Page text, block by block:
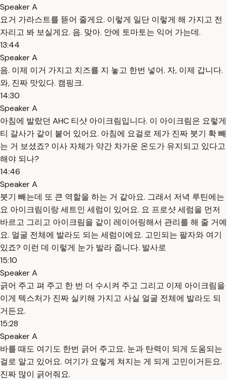
Speaker A
요거 가라스트를 뜯어 줄게요. 이렇게 일단 이렇게 해 가지고 전
자리고 봐 보실게요. 음. 맞아. 안에 토마토는 익어 가는데.
13:44
Speaker A
음. 이제 이거 가지고 치즈를 지 놓고 한번 넣어. 자, 이제 갑니다.
와, 진짜 맛있다. 캠핑크.
14:30
Speaker A
아침에 발랐던 AHC 티샷 아이크림입니다. 이 아이크림은 요렇게
티 갈사가 같이 붙어 있어요. 아침에 요걸로 제가 진짜 붓기 확 빼
는 거 보셨죠? 이사 자체가 약간 차가운 온도가 유지되고 있다고
해야 되나?
14:46
Speaker A
붓기 빼는데 또 큰 역할을 하는 거 같아요. 그래서 저녁 루틴에는
요 아이크림이랑 세트인 세럼이 있어요. 요 프로샷 세럼을 먼저
바르고 그리고 아이크림을 같이 레이어링해서 관리를 해 줄 거예
요. 얼굴 전체에 발라도 되는 세럼이에요. 고민되는 팔자와 여기
있죠? 이런 데 이렇게 눈가 발라 줍니다. 발사로
15:10
Speaker A
긁어 주고 펴 주고 한 번 더 수시켜 주고 그리고 이제 아이크림을
이게 텍스처가 진짜 실키해 가지고 사실 얼굴 전체에 발라도 되
거든요.
15:28
Speaker A
바를 때도 여기도 한번 긁어 주고요. 눈과 탄력이 되게 도움되는
걸로 알고 있어요. 여기가 요렇게 쳐지는 게 되게 고민이거든요.
진짜 많이 긁어줘요.